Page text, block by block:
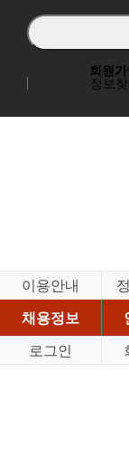
회원가
정보찾
이용안내
채용정보
로그인